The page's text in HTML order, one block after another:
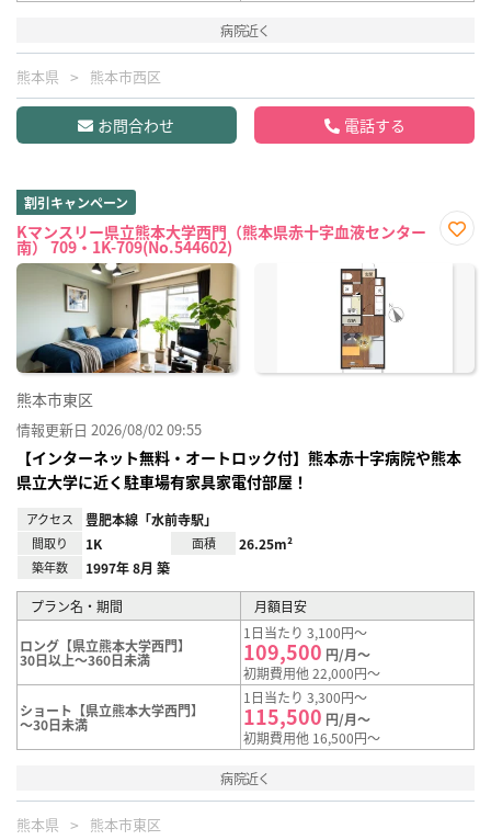
病院近く
熊本県 熊本市西区
お問合わせ 電話する
割引キャンペーン
Kマンスリー県立熊本大学西門（熊本県赤十字血液センター
南） 709・1K-709(No.544602)
に入
熊本市東区
情報更新日 2026/08/02 09:55
【インターネット無料・オートロック付】熊本赤十字病院や熊本
県立大学に近く駐車場有家具家電付部屋！
アクセス 豊肥本線「水前寺駅」
間取り 1K 面積 26.25m²
築年数 1997年 8月 築
プラン名・期間 月額目安
ロング【県立熊本大学西門】
30日以上～360日未満
1日当たり 3,100円～
109,500 円/月～
初期費用他 22,000円～
ショート【県立熊本大学西門】
～30日未満
1日当たり 3,300円～
115,500 円/月～
初期費用他 16,500円～
病院近く
熊本県 熊本市東区